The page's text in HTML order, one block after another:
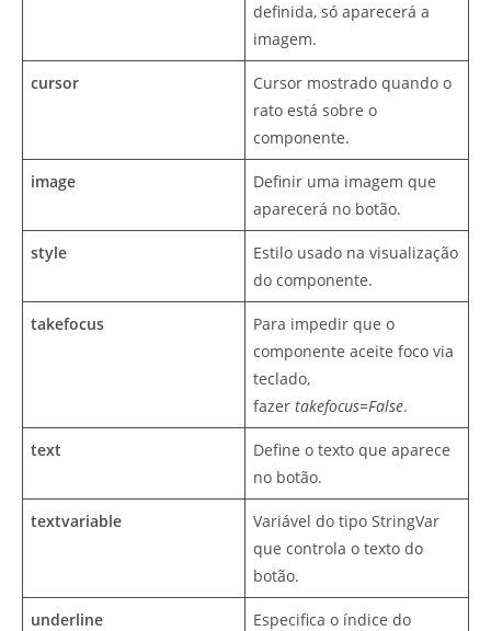
definida, só aparecerá a
imagem.
cursor
Cursor mostrado quando o
rato está sobre o
componente.
image
Definir uma imagem que
aparecerá no botão.
style
Estilo usado na visualização
do componente.
takefocus
Para impedir que o
componente aceite foco via
teclado,
fazer takefocus=False.
text
Define o texto que aparece
no botão.
textvariable
Variável do tipo StringVar
que controla o texto do
botão.
underline
Especifica o índice do